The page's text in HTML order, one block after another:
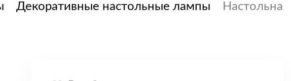
Декоративные настольные лампы